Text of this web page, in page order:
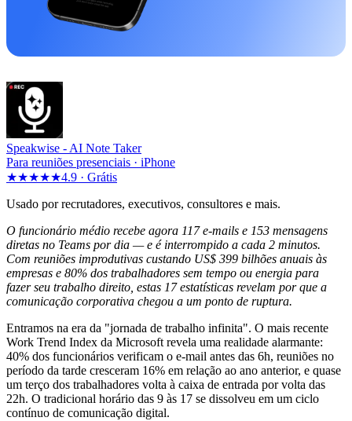
Speakwise - AI Note Taker
Para reuniões presenciais · iPhone
★★★★★4.9 · Grátis
Usado por recrutadores, executivos, consultores e mais.
O funcionário médio recebe agora 117 e-mails e 153 mensagens
diretas no Teams por dia — e é interrompido a cada 2 minutos.
Com reuniões improdutivas custando US$ 399 bilhões anuais às
empresas e 80% dos trabalhadores sem tempo ou energia para
fazer seu trabalho direito, estas 17 estatísticas revelam por que a
comunicação corporativa chegou a um ponto de ruptura.
Entramos na era da "jornada de trabalho infinita". O mais recente
Work Trend Index da Microsoft revela uma realidade alarmante:
40% dos funcionários verificam o e-mail antes das 6h, reuniões no
período da tarde cresceram 16% em relação ao ano anterior, e quase
um terço dos trabalhadores volta à caixa de entrada por volta das
22h. O tradicional horário das 9 às 17 se dissolveu em um ciclo
contínuo de comunicação digital.